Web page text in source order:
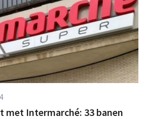
met Intermarché: 33 banen